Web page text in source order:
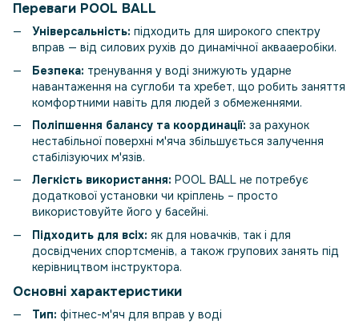
Переваги POOL BALL
Універсальність: підходить для широкого спектру
вправ — від силових рухів до динамічної аквааеробіки.
Безпека: тренування у воді знижують ударне
навантаження на суглоби та хребет, що робить заняття
комфортними навіть для людей з обмеженнями.
Поліпшення балансу та координації: за рахунок
нестабільної поверхні м'яча збільшується залучення
стабілізуючих м'язів.
Легкість використання: POOL BALL не потребує
додаткової установки чи кріплень – просто
використовуйте його у басейні.
Підходить для всіх: як для новачків, так і для
досвідчених спортсменів, а також групових занять під
керівництвом інструктора.
Основні характеристики
Тип: фітнес-м'яч для вправ у воді